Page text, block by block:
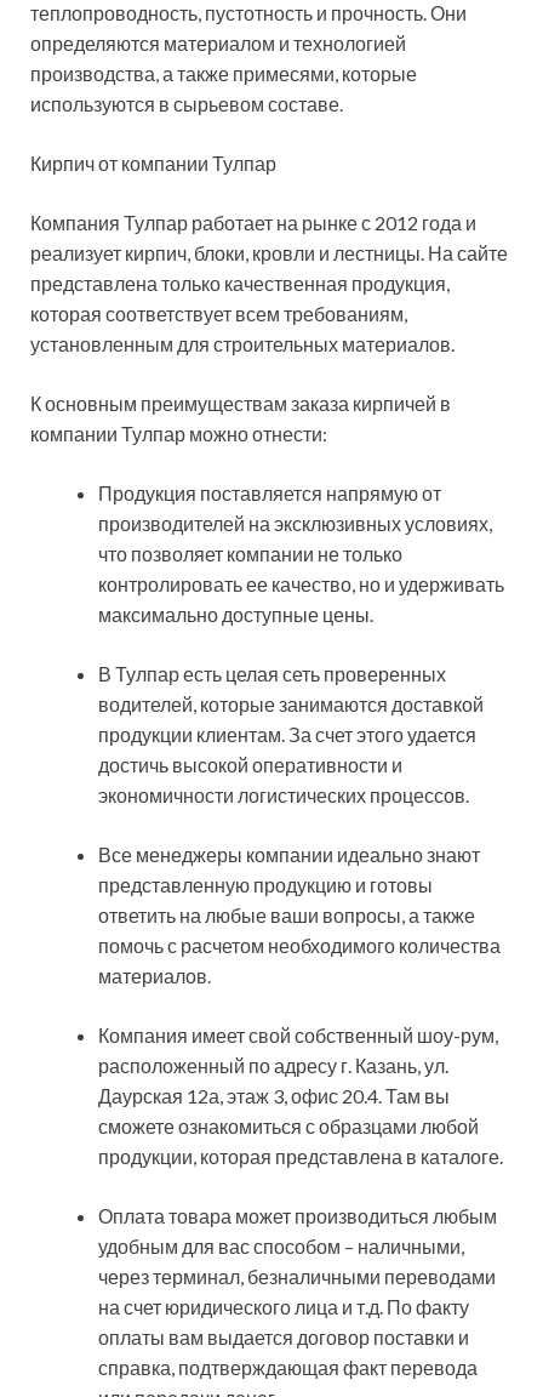
теплопроводность, пустотность и прочность. Они
определяются материалом и технологией
производства, а также примесями, которые
используются в сырьевом составе.
Кирпич от компании Тулпар
Компания Тулпар работает на рынке с 2012 года и
реализует кирпич, блоки, кровли и лестницы. На сайте
представлена только качественная продукция,
которая соответствует всем требованиям,
установленным для строительных материалов.
К основным преимуществам заказа кирпичей в
компании Тулпар можно отнести:
Продукция поставляется напрямую от
производителей на эксклюзивных условиях,
что позволяет компании не только
контролировать ее качество, но и удерживать
максимально доступные цены.
В Тулпар есть целая сеть проверенных
водителей, которые занимаются доставкой
продукции клиентам. За счет этого удается
достичь высокой оперативности и
экономичности логистических процессов.
Все менеджеры компании идеально знают
представленную продукцию и готовы
ответить на любые ваши вопросы, а также
помочь с расчетом необходимого количества
материалов.
Компания имеет свой собственный шоу-рум,
расположенный по адресу г. Казань, ул.
Даурская 12а, этаж 3, офис 20.4. Там вы
сможете ознакомиться с образцами любой
продукции, которая представлена в каталоге.
Оплата товара может производиться любым
удобным для вас способом – наличными,
через терминал, безналичными переводами
на счет юридического лица и т.д. По факту
оплаты вам выдается договор поставки и
справка, подтверждающая факт перевода